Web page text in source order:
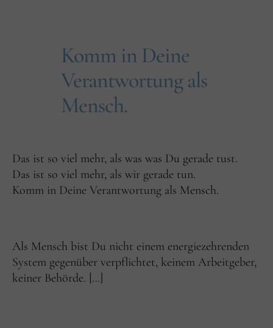
Komm in Deine
Verantwortung als
Mensch.
Das ist so viel mehr, als was was Du gerade tust.
Das ist so viel mehr, als wir gerade tun.
Komm in Deine Verantwortung als Mensch.
Als Mensch bist Du nicht einem energiezehrenden
System gegenüber verpflichtet, keinem Arbeitgeber,
keiner Behörde. […]